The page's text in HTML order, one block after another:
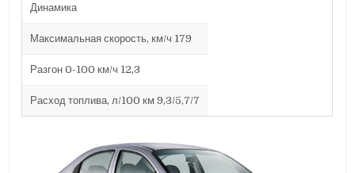
Динамика
Максимальная скорость, км/ч 179
Разгон 0-100 км/ч 12,3
Расход топлива, л/100 км 9,3/5,7/7